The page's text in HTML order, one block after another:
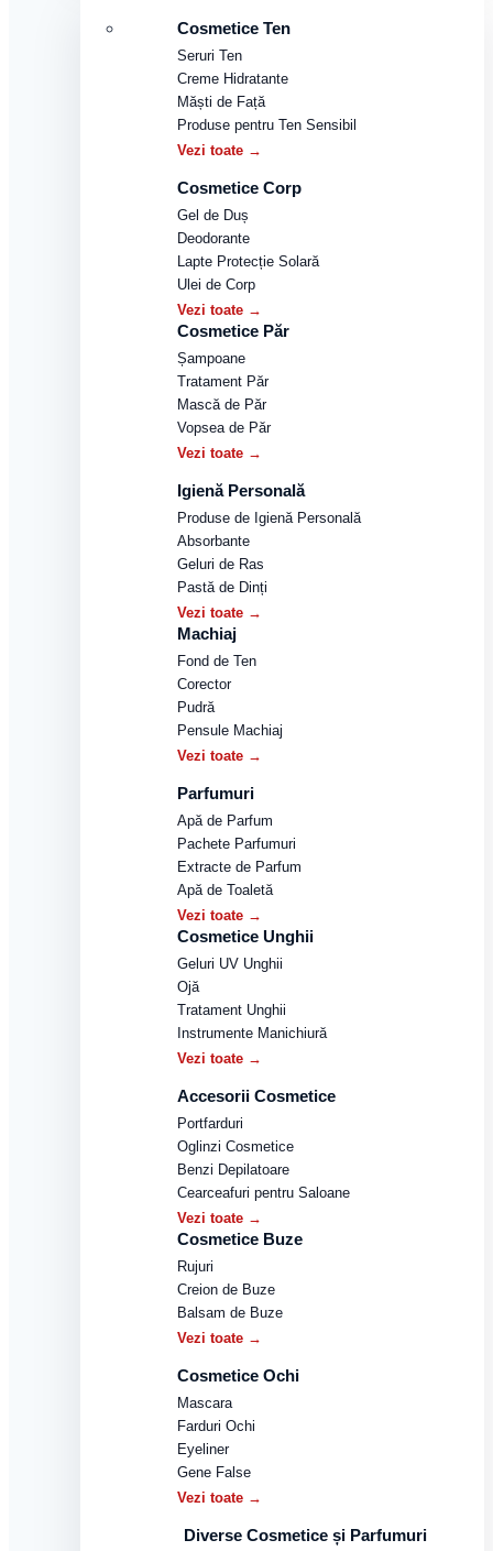
Cosmetice Ten
Seruri Ten
Creme Hidratante
Măști de Față
Produse pentru Ten Sensibil
Vezi toate →
Cosmetice Corp
Gel de Duș
Deodorante
Lapte Protecție Solară
Ulei de Corp
Vezi toate →
Cosmetice Păr
Șampoane
Tratament Păr
Mască de Păr
Vopsea de Păr
Vezi toate →
Igienă Personală
Produse de Igienă Personală
Absorbante
Geluri de Ras
Pastă de Dinți
Vezi toate →
Machiaj
Fond de Ten
Corector
Pudră
Pensule Machiaj
Vezi toate →
Parfumuri
Apă de Parfum
Pachete Parfumuri
Extracte de Parfum
Apă de Toaletă
Vezi toate →
Cosmetice Unghii
Geluri UV Unghii
Ojă
Tratament Unghii
Instrumente Manichiură
Vezi toate →
Accesorii Cosmetice
Portfarduri
Oglinzi Cosmetice
Benzi Depilatoare
Cearceafuri pentru Saloane
Vezi toate →
Cosmetice Buze
Rujuri
Creion de Buze
Balsam de Buze
Vezi toate →
Cosmetice Ochi
Mascara
Farduri Ochi
Eyeliner
Gene False
Vezi toate →
Diverse Cosmetice și Parfumuri